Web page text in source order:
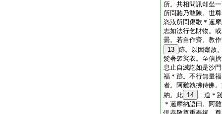
所。共相問訊却坐
所問聽乃敢陳。世
恣汝所問傷歌＊邏
志如法行乞財物。
曇。若自作齋。教
13 跡。以因齋故
髮著袈裟衣。至信
息止自滅訖如是沙
福＊跡。不行無量
者。阿難執拂侍佛
納。此 14 二道＊
＊邏摩納語曰。阿